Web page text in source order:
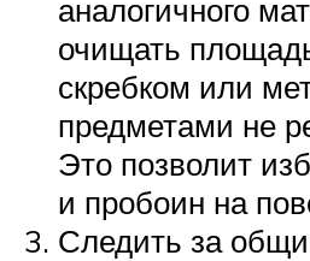
аналогичного
очищать
скребком или
предметами не
Это позволит
и пробоин на
Следить за